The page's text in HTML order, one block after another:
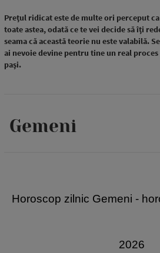
Prețul ridicat este de multe ori perceput
toate astea, odată ce te vei decide să îți
seama că această teorie nu este valabilă.
ai nevoie devine pentru tine un real
pași.
Gemeni
Horoscop zilnic Gemeni -
2026